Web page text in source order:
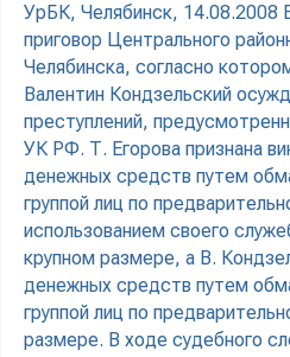
УрБК, Челябинск, 14.08.2008
приговор Центрального
Челябинска, согласно
Валентин Кондзельский
преступлений,
УК РФ. Т. Егорова признана
денежных средств путем
группой лиц по
использованием своего
крупном размере, а В.
денежных средств путем
группой лиц по
размере. В ходе судебного